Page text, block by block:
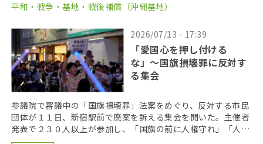
平和・戦争・基地・戦後補償（沖縄基地）
2026/07/13 - 17:39
「愛国心を押し付ける
な」〜国旗損壊罪に反対す
る集会
参議院で審議中の「国旗損壊罪」法案をめぐり、反対する市民
団体が１１日、新宿駅前で廃案を訴える集会を開いた。主催者
発表で２３０人以上が参加し、「国旗の前に人権守れ」「人の
感情を支配するな」などとコールを行った。 集会は、学 […]